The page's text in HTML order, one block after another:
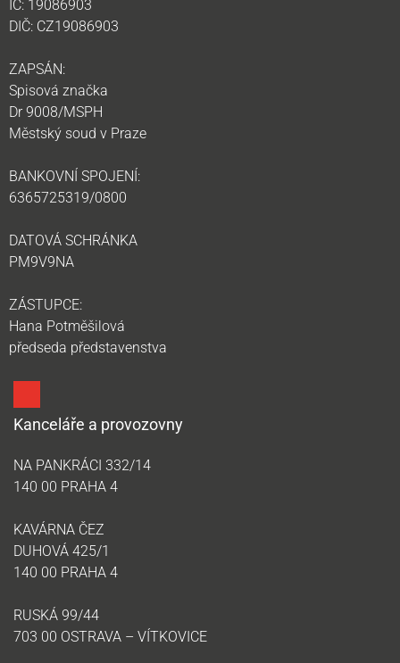
IČ: 19086903
DIČ: CZ19086903
ZAPSÁN:
Spisová značka
Dr 9008/MSPH
Městský soud v Praze
BANKOVNÍ SPOJENÍ:
6365725319/0800
DATOVÁ SCHRÁNKA
PM9V9NA
ZÁSTUPCE:
Hana Potměšilová
předseda představenstva
Kanceláře a provozovny
NA PANKRÁCI 332/14
140 00 PRAHA 4
KAVÁRNA ČEZ
DUHOVÁ 425/1
140 00 PRAHA 4
RUSKÁ 99/44
703 00 OSTRAVA – VÍTKOVICE